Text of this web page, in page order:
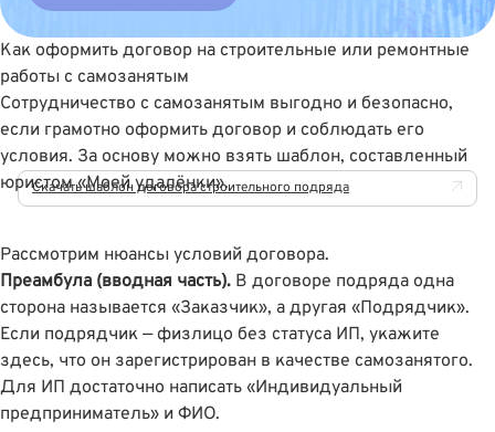
Как оформить договор на строительные или ремонтные
работы с самозанятым
Сотрудничество с самозанятым выгодно и безопасно,
если грамотно оформить договор и соблюдать его
условия. За основу можно взять шаблон, составленный
юристом «Моей удалёнки».
Скачать шаблон договора строительного подряда
Рассмотрим нюансы условий договора.
Преамбула (вводная часть). В договоре подряда одна
сторона называется «Заказчик», а другая «Подрядчик».
Если подрядчик — физлицо без статуса ИП, укажите
здесь, что он зарегистрирован в качестве самозанятого.
Для ИП достаточно написать «Индивидуальный
предприниматель» и ФИО.